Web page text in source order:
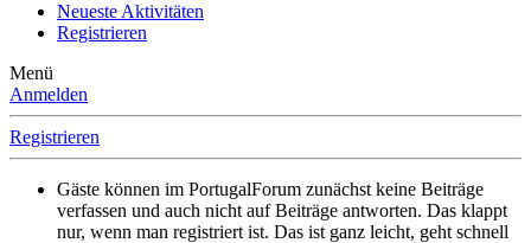
Neueste Aktivitäten
Registrieren
Menü
Anmelden
Registrieren
Gäste können im PortugalForum zunächst keine Beiträge
verfassen und auch nicht auf Beiträge antworten. Das klappt
nur, wenn man registriert ist. Das ist ganz leicht, geht schnell